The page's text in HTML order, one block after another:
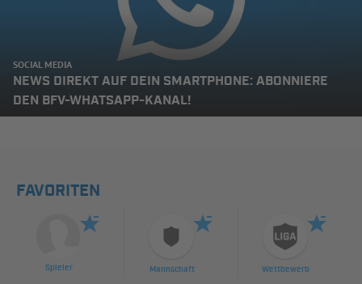
SOCIAL MEDIA
NEWS DIREKT AUF DEIN SMARTPHONE: ABONNIERE
DEN BFV-WHATSAPP-KANAL!
FAVORITEN
Spieler Mannschaft Wettbewerb